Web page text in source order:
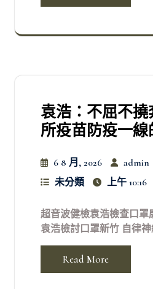
袁浩：不屈不
所疫苗防疫一線
6 8 月, 2026 admin
未分類
上午 10:16
超音波健檢袁浩檢查口罩
袁浩檢討口罩新竹 自律神
Read More